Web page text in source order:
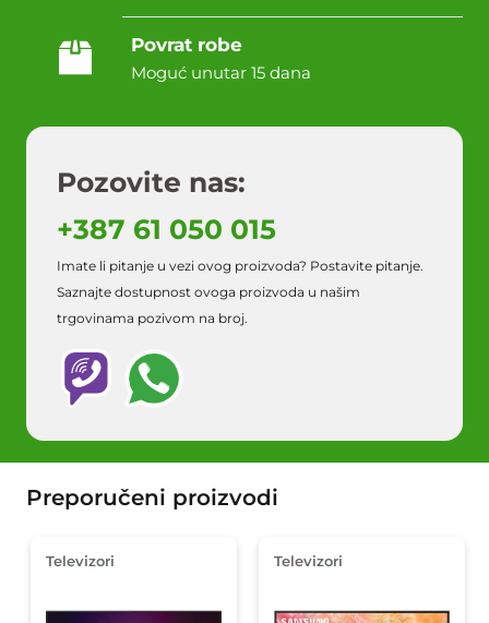
Povrat robe
Moguć unutar 15 dana
Pozovite nas:
+387 61 050 015
Imate li pitanje u vezi ovog proizvoda? Postavite pitanje.
Saznajte dostupnost ovoga proizvoda u našim
trgovinama pozivom na broj.
Preporučeni proizvodi
Televizori Televizori